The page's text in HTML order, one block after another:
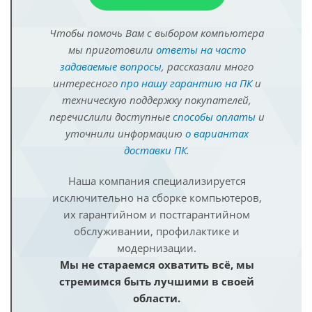
Чтобы помочь Вам с выбором компьютера
мы приготовили ответы на часто
задаваемые вопросы, рассказали много
интересного про нашу гарантию на ПКи
техническую поддержку покупателей,
перечислили доступные способы оплатыи
уточнили информацию о вариантах
доставки ПК.
Наша компания специализируется
исключительно на сборке компьютеров,
их гарантийном и постгарантийном
обслуживании, профилактике и
модернизации.
Мы не стараемся охватить всё, мы
стремимся быть лучшими в своей
области.